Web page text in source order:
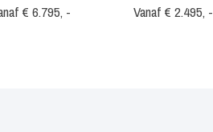
€ 6.795, - Vanaf € 2.495, -